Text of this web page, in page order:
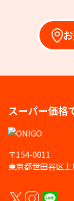
スーパー価格
〒154-0011
東京都世田谷区